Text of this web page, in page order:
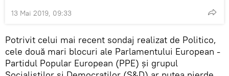
13 Mai 2019, 09:33
Potrivit celui mai recent sondaj realizat de Politico,
cele două mari blocuri ale Parlamentului European -
Partidul Popular European (PPE) și grupul